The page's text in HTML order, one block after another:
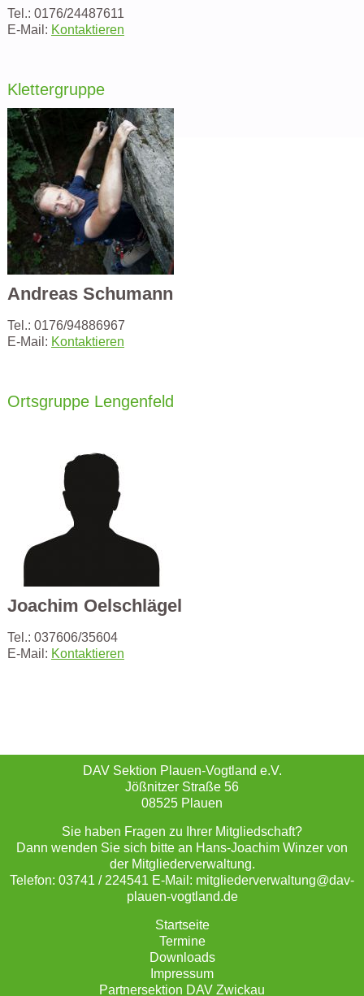
Tel.: 0176/24487611
E-Mail: Kontaktieren
Klettergruppe
Andreas Schumann
Tel.: 0176/94886967
E-Mail: Kontaktieren
Ortsgruppe Lengenfeld
Joachim Oelschlägel
Tel.: 037606/35604
E-Mail: Kontaktieren
DAV Sektion Plauen-Vogtland e.V.
Jößnitzer Straße 56
08525 Plauen
Sie haben Fragen zu Ihrer Mitgliedschaft?
Dann wenden Sie sich bitte an Hans-Joachim Winzer von
der Mitgliederverwaltung.
Telefon: 03741 / 224541 E-Mail: mitgliederverwaltung@dav-
plauen-vogtland.de
Startseite
Termine
Downloads
Impressum
Partnersektion DAV Zwickau